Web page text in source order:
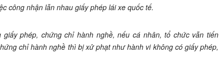
công nhận lẫn nhau giấy phép lái xe quốc tế.
phép, chứng chỉ hành nghề, nếu cá nhân, tổ chức vẫn tiến
chỉ hành nghề thì bị xử phạt như hành vi không có giấy phép,